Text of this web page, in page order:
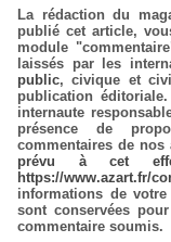
La rédaction du
publié cet article,
module
laissés par les
public, civique et
publication
internaute
présence de
commentaires de
prévu à cet
https://www.azart.fr/
informations de
sont conservées
commentaire soumis.